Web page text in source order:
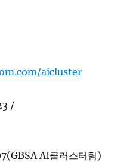
aicluster
/
AI클러스터팀)